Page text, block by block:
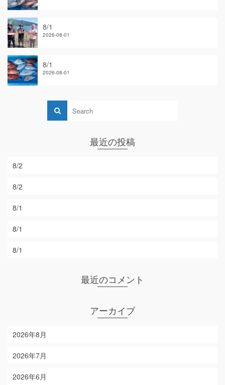
8/1
2026-08-01
8/1
2026-08-01
最近の投稿
8/2
8/2
8/1
8/1
8/1
最近のコメント
アーカイブ
2026年8月
2026年7月
2026年6月